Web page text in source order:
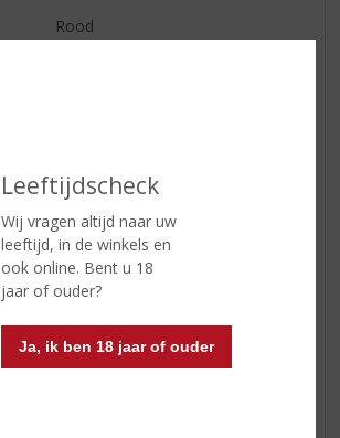
Leeftijdscheck
Wij vragen altijd naar uw
leeftijd, in de winkels en
ook online. Bent u 18
jaar of ouder?
Ja, ik ben 18 jaar of ouder
Rood
een soepele, stevige wijn met
voldoende structuur
een lange afdronk
Toscaanse voorgerechten van
kaas en gedroogd vlees
(schapenkaas, ham en salami), of